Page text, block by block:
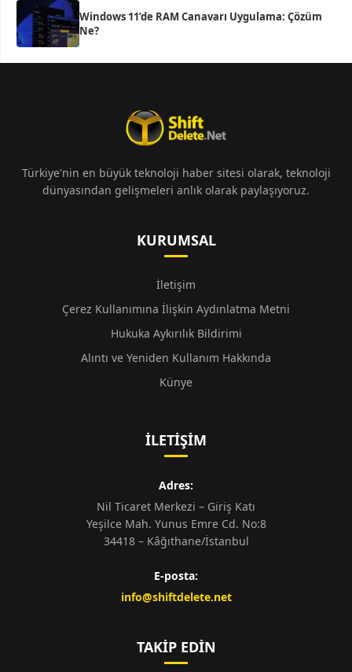
Windows 11’de RAM Canavarı Uygulama: Çözüm
Ne?
Türkiye'nin en büyük teknoloji haber sitesi olarak, teknoloji
dünyasından gelişmeleri anlık olarak paylaşıyoruz.
KURUMSAL
İletişim
Çerez Kullanımına İlişkin Aydınlatma Metni
Hukuka Aykırılık Bildirimi
Alıntı ve Yeniden Kullanım Hakkında
Künye
İLETIŞIM
Adres:
Nil Ticaret Merkezi – Giriş Katı
Yeşilce Mah. Yunus Emre Cd. No:8
34418 – Kâğıthane/İstanbul
E-posta:
info@shiftdelete.net
TAKIP EDIN